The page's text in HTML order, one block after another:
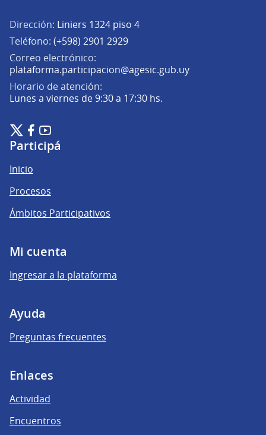
Dirección: Liniers 1324 piso 4
Teléfono: (+598) 2901 2929
Correo electrónico:
plataforma.participacion@agesic.gub.uy(Abrir en una
Horario de atención:
Lunes a viernes de 9:30 a 17:30 hs.
Plataforma de Participación Ciudadana Digital en X
(Enlace externo)
Plataforma de Participación Ciudadana Digital en Facebook
(Enlace externo)
Plataforma de Participación Ciudadana Digital en
(Enlace externo)
Participá
Inicio
Procesos
Ámbitos Participativos
Mi cuenta
Ingresar a la plataforma
Ayuda
Preguntas frecuentes
Enlaces
Actividad
Encuentros